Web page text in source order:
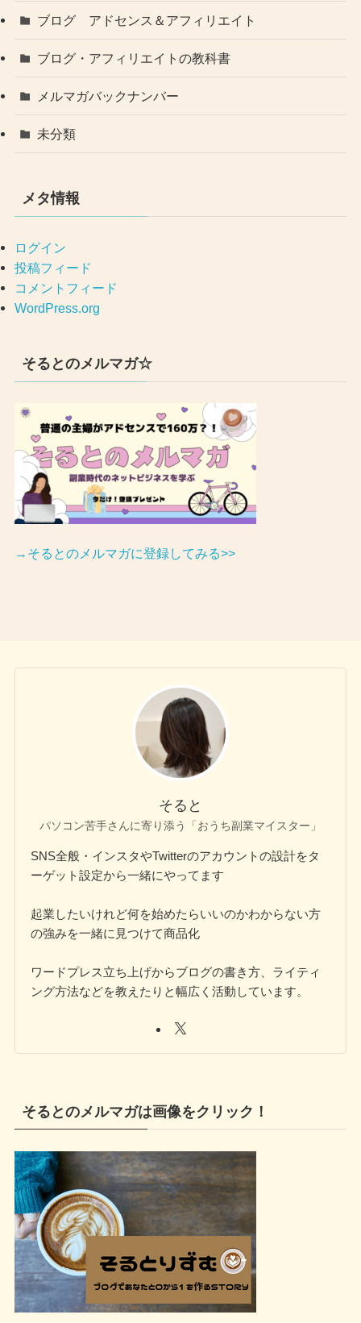
ブログ アドセンス＆アフィリエイト
ブログ・アフィリエイトの教科書
メルマガバックナンバー
未分類
メタ情報
ログイン
投稿フィード
コメントフィード
WordPress.org
そるとのメルマガ☆
→そるとのメルマガに登録してみる>>
そると
パソコン苦手さんに寄り添う「おうち副業マイスター」
SNS全般・インスタやTwitterのアカウントの設計をタ
ーゲット設定から一緒にやってます
起業したいけれど何を始めたらいいのかわからない方
の強みを一緒に見つけて商品化
ワードプレス立ち上げからブログの書き方、ライティ
ング方法などを教えたりと幅広く活動しています。
そるとのメルマガは画像をクリック！